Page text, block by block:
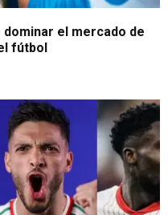
dominar el mercado de
fútbol